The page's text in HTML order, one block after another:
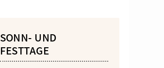
SONN- UND
FESTTAGE